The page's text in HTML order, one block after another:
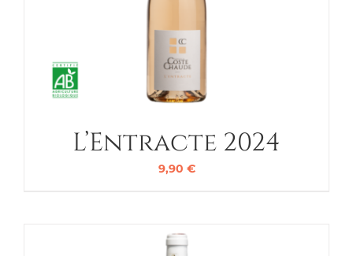
L’Entracte 2024
9,90 €